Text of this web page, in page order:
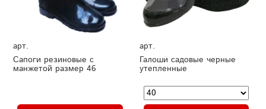
арт.
Сапоги резиновые с
манжетой размер 46
арт.
Галоши садовые черные
утепленные